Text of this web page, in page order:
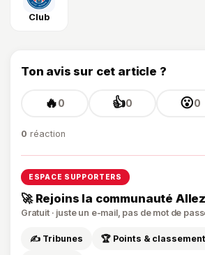
Club
Ton avis sur cet article ?
🔥0 👍0 😮0
0 réaction
ESPACE SUPPORTERS
🚀 Rejoins la communauté
Gratuit · juste un e-mail, pas de mot de
✍️ Tribunes 🏆 Points & classement